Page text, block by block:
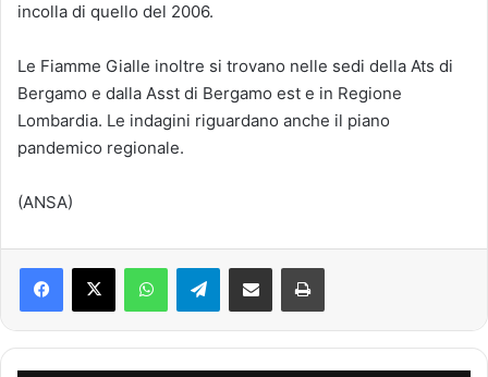
incolla di quello del 2006.
Le Fiamme Gialle inoltre si trovano nelle sedi della Ats di
Bergamo e dalla Asst di Bergamo est e in Regione
Lombardia. Le indagini riguardano anche il piano
pandemico regionale.
(ANSA)
Telegram